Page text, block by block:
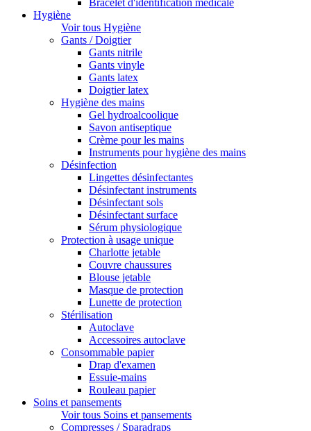
Bracelet d'identification médicale
Hygiène
Voir tous Hygiène
Gants / Doigtier
Gants nitrile
Gants vinyle
Gants latex
Doigtier latex
Hygiène des mains
Gel hydroalcoolique
Savon antiseptique
Crème pour les mains
Instruments pour hygiène des mains
Désinfection
Lingettes désinfectantes
Désinfectant instruments
Désinfectant sols
Désinfectant surface
Sérum physiologique
Protection à usage unique
Charlotte jetable
Couvre chaussures
Blouse jetable
Masque de protection
Lunette de protection
Stérilisation
Autoclave
Accessoires autoclave
Consommable papier
Drap d'examen
Essuie-mains
Rouleau papier
Soins et pansements
Voir tous Soins et pansements
Compresses / Sparadraps